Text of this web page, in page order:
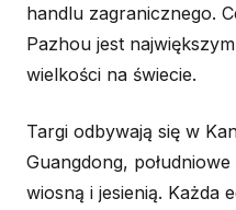
handlu zagranicznego.
Pazhou jest
wielkości na świecie.
Targi odbywają się w
Guangdong,
wiosną i jesienią. Każda